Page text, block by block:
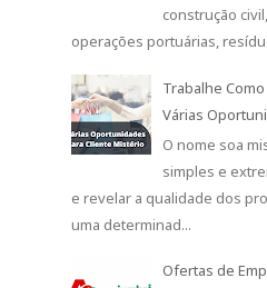
construção
operações portuárias,
Trabalhe
Várias
O nome soa
simples e
e revelar a qualidade dos
uma determinad...
Ofertas de